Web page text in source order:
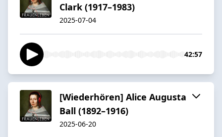
Clark (1917–1983)
2025-07-04
42:57
[Wiederhören] Alice Augusta
Ball (1892–1916)
2025-06-20